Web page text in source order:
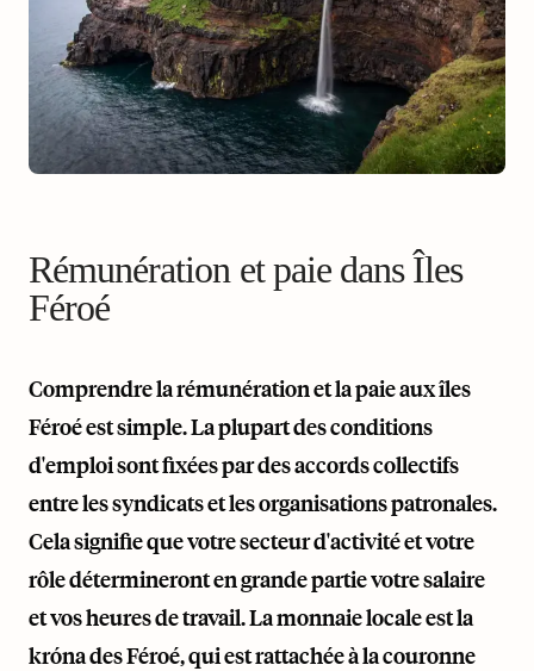
Rémunération et paie dans Îles
Féroé
Comprendre la rémunération et la paie aux îles
Féroé est simple. La plupart des conditions
d'emploi sont fixées par des accords collectifs
entre les syndicats et les organisations patronales.
Cela signifie que votre secteur d'activité et votre
rôle détermineront en grande partie votre salaire
et vos heures de travail. La monnaie locale est la
króna des Féroé, qui est rattachée à la couronne